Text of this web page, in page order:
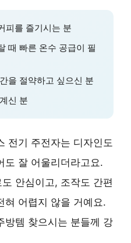
피를 즐기시는 분
때 빠른 온수 공급이 필
을 절약하고 싶으신 분
신 분
전기 주전자는 디자인도
도 잘 어울리더라고요.
안심이고, 조작도 간편
혀 어렵지 않을 거예요.
방템 찾으시는 분들께 강